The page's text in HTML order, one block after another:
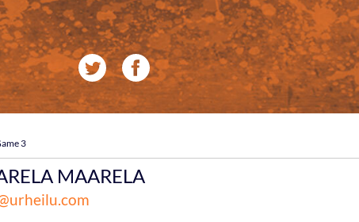
3
MAARELA